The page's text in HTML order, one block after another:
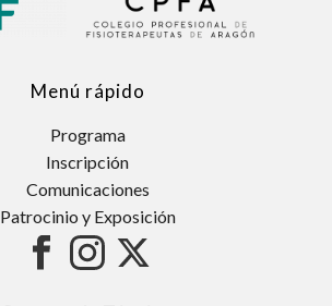
Menú rápido
Programa
Inscripción
Comunicaciones
Patrocinio y Exposición